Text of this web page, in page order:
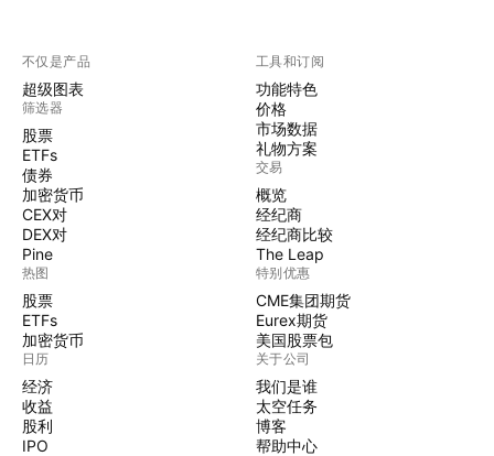
不仅是产品
超级图表
筛选器
股票
ETFs
债券
加密货币
CEX对
DEX对
Pine
热图
股票
ETFs
加密货币
日历
经济
收益
股利
IPO
工具和订阅
功能特色
价格
市场数据
礼物方案
交易
概览
经纪商
经纪商比较
The Leap
特别优惠
CME集团期货
Eurex期货
美国股票包
关于公司
我们是谁
太空任务
博客
帮助中心